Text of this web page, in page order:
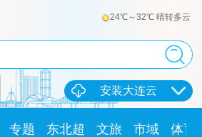
24℃～32℃ 晴转多云
安装大连云
专题 东北超 文旅 市域 体育